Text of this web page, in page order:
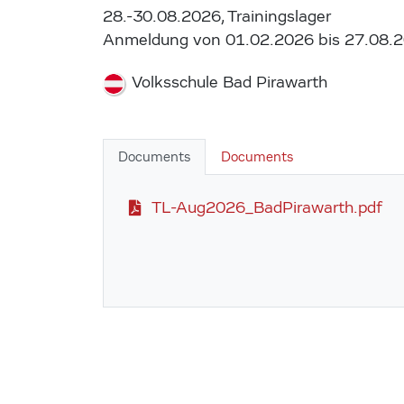
28.-30.08.2026, Trainingslager
Anmeldung von 01.02.2026 bis
Volksschule Bad Pirawarth
Documents Documents
TL-Aug2026_BadPirawarth.pdf